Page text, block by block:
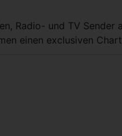
Radio- und TV Sender
einen exclusiven